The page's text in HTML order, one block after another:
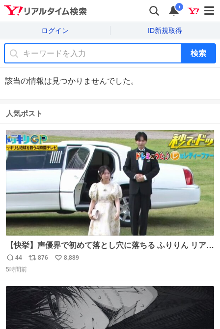
i
ログイン ID新規取得
検索
該当の情報は見つかりませんでした。
人気ポスト
【快挙】声優界で初めて落とし穴に落ちる ふりりん リアク
返
信
44
リ
ト
876
い
数
8,889
5時間前